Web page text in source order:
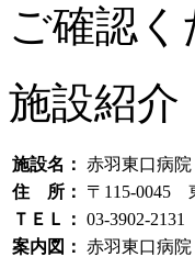
ご確認く
施設紹介
施設名： 赤羽東口病院
住 所：
〒115-0045
ＴＥＬ： 03-3902-2131
案内図： 赤羽東口病院